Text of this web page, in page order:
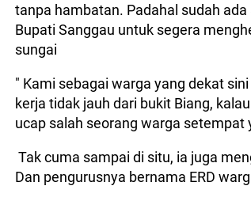
tanpa hambatan. Padahal sudah
Bupati Sanggau untuk segera
sungai
" Kami sebagai warga yang dekat
kerja tidak jauh dari bukit Biang,
ucap salah seorang warga
Tak cuma sampai di situ, ia juga
Dan pengurusnya bernama ERD